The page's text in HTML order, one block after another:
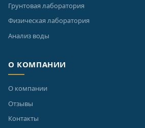
Грунтовая лаборатория
Физическая лаборатория
Анализ воды
О КОМПАНИИ
О компании
Отзывы
Контакты